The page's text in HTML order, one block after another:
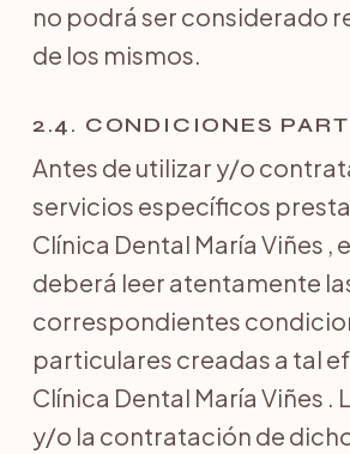
no podrá ser considerado
de los mismos.
2.4. CONDICIONES
Antes de utilizar y/o
servicios específicos
Clínica Dental María Viñes ,
deberá leer atentamente
correspondientes
particulares creadas a tal
Clínica Dental María Viñes .
y/o la contratación de